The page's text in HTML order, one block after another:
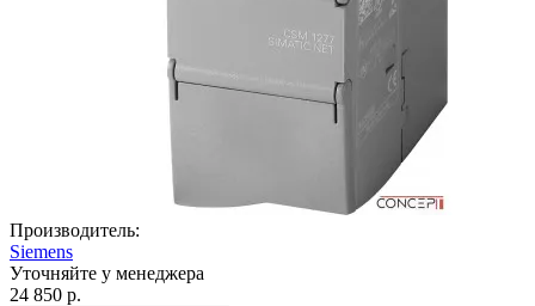
Производитель:
Siemens
Уточняйте у менеджера
24 850 р.